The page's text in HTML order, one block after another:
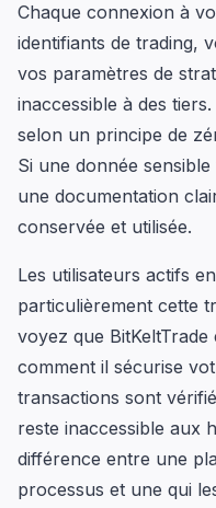
Chaque connexion à
identifiants de trading,
vos paramètres de
inaccessible à des
selon un principe de
Si une donnée
une documentation
conservée et utilisée.
Les utilisateurs actifs
particulièrement cette
voyez que
comment il sécurise
transactions sont
reste inaccessible aux
différence entre une
processus et une qui